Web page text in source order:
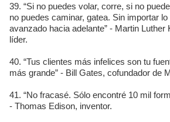
39. “Si no puedes volar, corre, si no
no puedes caminar, gatea. Sin importar
avanzado hacia adelante” - Martin Luther
líder.
40. “Tus clientes más infelices son tu
más grande” - Bill Gates, cofundador de
41. “No fracasé. Sólo encontré 10 mil
- Thomas Edison, inventor.